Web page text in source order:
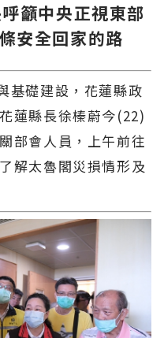
籲中央正視東部
安全回家的路
礎建設，花蓮縣政
蓮縣長徐榛蔚今(22)
部會人員，上午前往
解太魯閣災損情形及